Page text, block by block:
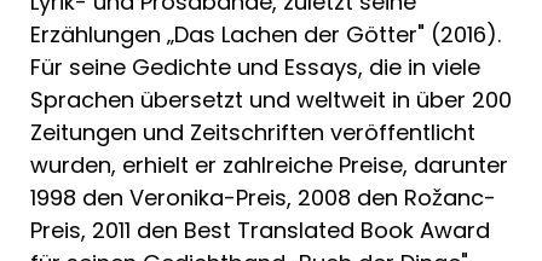
Erzählungen „Das Lachen der Götter" (2016).
Für seine Gedichte und Essays, die in viele
Sprachen übersetzt und weltweit in über 200
Zeitungen und Zeitschriften veröffentlicht
wurden, erhielt er zahlreiche Preise, darunter
1998 den Veronika-Preis, 2008 den Rožanc-
Preis, 2011 den Best Translated Book Award